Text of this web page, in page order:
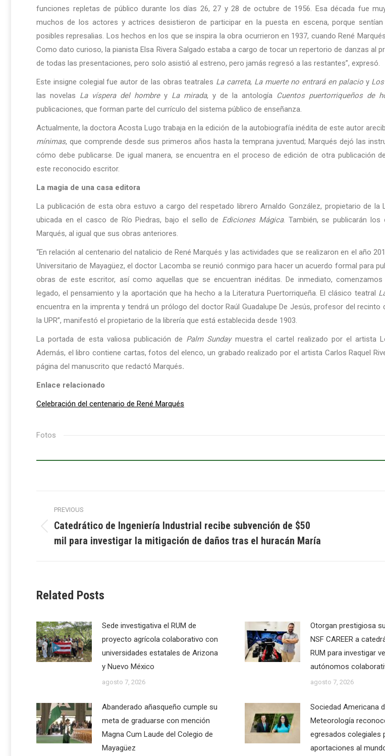
funciones repletas de público durante los días 26, 27 y 28 de octubre de 1956. Esa década fue
muchos de los actores y actrices desistieron de participar en la puesta en escena, porque
posibles represalias. Los hechos en los que se inspira la obra ocurrieron en 1937, cuando René
Como dato curioso, la pianista Elsa Rivera Salgado estaba a cargo de tocar un repertorio de danzas al
de todas las presentaciones, pero solo asistió al estreno, pero jamás regresó a las restantes”, expresó.
Este insigne colegial fue autor de las obras teatrales La carreta, La muerte no entrará en palacioy
las novelas La víspera del hombrey La mirada, y de la antología Cuentos puertorriqueños de
publicaciones, que forman parte del currículo del sistema público de enseñanza.
Actualmente, la doctora Acosta Lugo trabaja en la edición de la autobiografía inédita de este autor
mínimas, que comprende desde sus primeros años hasta la temprana juventud; Marqués dejó las
cómo debe publicarse. De igual manera, se encuentra en el proceso de edición de otra publicación
este reconocido escritor.
La magia de una casa editora
La publicación de esta obra estuvo a cargo del respetado librero Arnaldo González, propietario de la
ubicada en el casco de Río Piedras, bajo el sello de Ediciones Mágica. También, se publicarán
Marqués, al igual que sus obras anteriores.
“En relación al centenario del natalicio de René Marqués y las actividades que se realizaron en el año
Universitario de Mayagüez, el doctor Lacomba se reunió conmigo para hacer un acuerdo formal para
obras de este escritor, así como aquellas que se encuentran inéditas. De inmediato,
legado, el pensamiento y la aportación que ha hecho a la Literatura Puertorriqueña. El clásico teatral
encuentra en la imprenta y tendrá un prólogo del doctor Raúl Guadalupe De Jesús, profesor del recinto
la UPR”, manifestó el propietario de la librería que está establecida desde 1903.
La portada de esta valiosa publicación de Palm Sundaymuestra el cartel realizado por el artista
Además, el libro contiene cartas, fotos del elenco, un grabado realizado por el artista Carlos Raquel
página del manuscrito que redactó Marqués.
Enlace relacionado
Celebración del centenario de René Marqués
Fotos
Post
navigation
PREVIOUS
post:
Catedrático de Ingeniería Industrial recibe subvención de $50
mil para investigar la mitigación de daños tras el huracán María
Related Posts
Sede investigativa el RUM de
proyecto agrícola colaborativo con
universidades estatales de Arizona
y Nuevo México
agosto 7, 2026
Otorgan prestigiosa
NSF CAREER a
RUM para investigar
autónomos
agosto 7, 2026
Abanderado añasqueño cumple su
meta de graduarse con mención
Magna Cum Laude del Colegio de
Mayagüez
Sociedad Americana
Meteorología
egresados colegiales
aportaciones al